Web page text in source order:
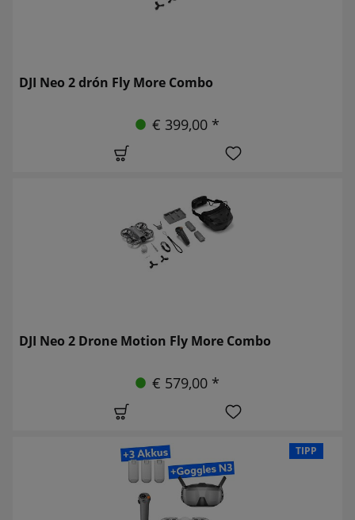
DJI Neo 2 drón Fly More Combo
€ 399,00 *
DJI Neo 2 Drone Motion Fly More Combo
€ 579,00 *
TIPP